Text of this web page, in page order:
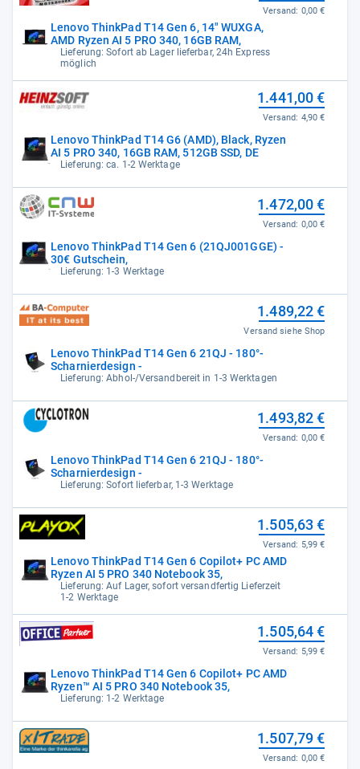
Lenovo ThinkPad T14 Gen 6, 14" WUXGA,
AMD Ryzen AI 5 PRO 340, 16GB RAM,
Lieferung: Sofort ab Lager lieferbar, 24h Express
möglich
Versand: 0,00 €
Lenovo ThinkPad T14 G6 (AMD), Black, Ryzen
AI 5 PRO 340, 16GB RAM, 512GB SSD, DE
Lieferung: ca. 1-2 Werktage
1.441,00 €
Versand: 4,90 €
Lenovo ThinkPad T14 Gen 6 (21QJ001GGE) -
30€ Gutschein,
Lieferung: 1-3 Werktage
1.472,00 €
Versand: 0,00 €
Lenovo ThinkPad T14 Gen 6 21QJ - 180°-
Scharnierdesign -
Lieferung: Abhol-/Versandbereit in 1-3 Werktagen
1.489,22 €
Versand siehe Shop
Lenovo ThinkPad T14 Gen 6 21QJ - 180°-
Scharnierdesign -
Lieferung: Sofort lieferbar, 1-3 Werktage
1.493,82 €
Versand: 0,00 €
Lenovo ThinkPad T14 Gen 6 Copilot+ PC AMD
Ryzen AI 5 PRO 340 Notebook 35,
Lieferung: Auf Lager, sofort versandfertig Lieferzeit
1-2 Werktage
1.505,63 €
Versand: 5,99 €
Lenovo ThinkPad T14 Gen 6 Copilot+ PC AMD
Ryzen™ AI 5 PRO 340 Notebook 35,
Lieferung: 1-2 Werktage
1.505,64 €
Versand: 5,99 €
1.507,79 €
Versand: 0,00 €